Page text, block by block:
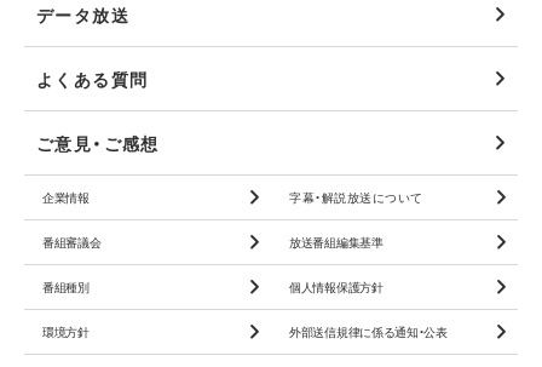
データ放送
よくある質問
ご意見・ご感想
企業情報
番組審議会
番組種別
環境方針
字幕・解説放送について
放送番組編集基準
個人情報保護方針
外部送信規律に係る通知・公表